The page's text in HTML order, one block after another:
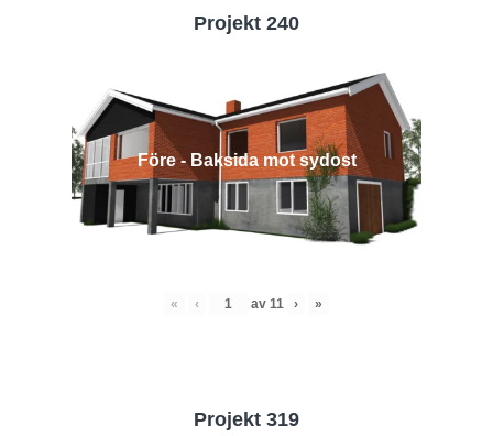
Projekt 240
Före - Baksida mot sydost
« ‹ av 11 › »
Projekt 319